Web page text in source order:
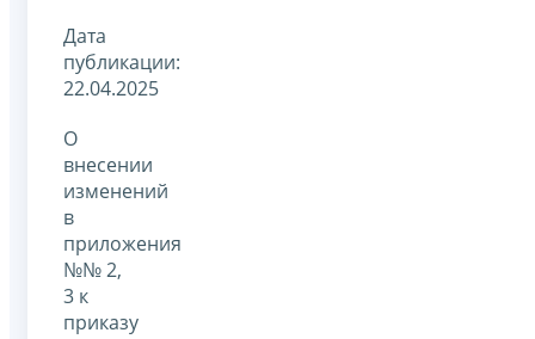
Дата
публикации:
22.04.2025
О
внесении
изменений
в
приложения
№№ 2,
3 к
приказу